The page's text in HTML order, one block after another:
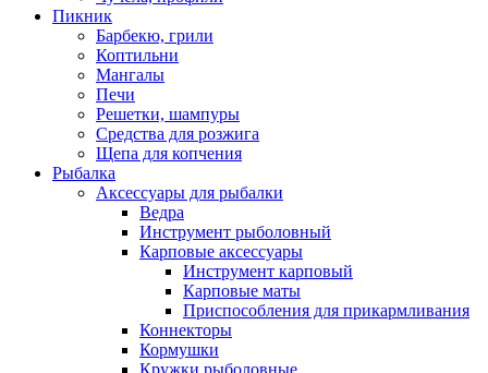
Пикник
Барбекю, грили
Коптильни
Мангалы
Печи
Решетки, шампуры
Средства для розжига
Щепа для копчения
Рыбалка
Аксессуары для рыбалки
Ведра
Инструмент рыболовный
Карповые аксессуары
Инструмент карповый
Карповые маты
Приспособления для прикармливания
Коннекторы
Кормушки
Кружки рыболовные